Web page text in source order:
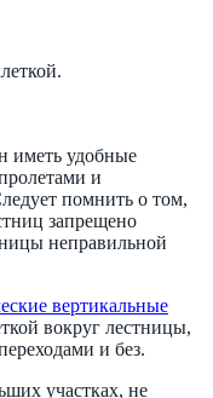
иметь удобные
и
помнить о том,
запрещено
неправильной
вертикальные
вокруг лестницы,
и без.
участках, не